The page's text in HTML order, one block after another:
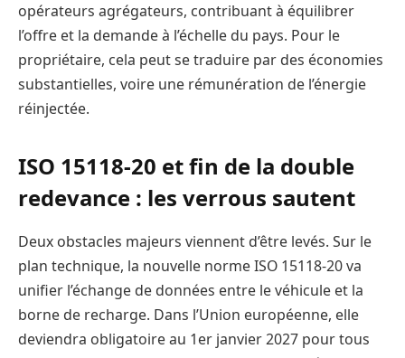
opérateurs agrégateurs, contribuant à équilibrer
l’offre et la demande à l’échelle du pays. Pour le
propriétaire, cela peut se traduire par des économies
substantielles, voire une rémunération de l’énergie
réinjectée.
ISO 15118-20 et fin de la double
redevance : les verrous sautent
Deux obstacles majeurs viennent d’être levés. Sur le
plan technique, la nouvelle norme ISO 15118-20 va
unifier l’échange de données entre le véhicule et la
borne de recharge. Dans l’Union européenne, elle
deviendra obligatoire au 1er janvier 2027 pour tous